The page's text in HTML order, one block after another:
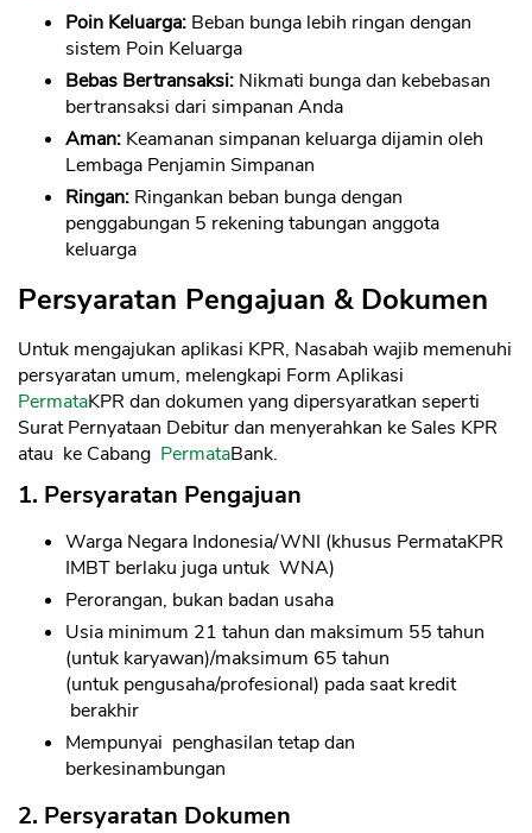
Asuransi Jiwa
Asuransi Kesehatan
Asuransi Syariah
Poin Keluarga: Beban bunga lebih ringan dengan
sistem Poin Keluarga
Bebas Bertransaksi: Nikmati bunga dan kebebasan
bertransaksi dari simpanan Anda
Aman: Keamanan simpanan keluarga dijamin oleh
Lembaga Penjamin Simpanan
Ringan: Ringankan beban bunga dengan
penggabungan 5 rekening tabungan anggota
keluarga
Persyaratan Pengajuan & Dokumen
Untuk mengajukan aplikasi KPR, Nasabah wajib memenuhi
persyaratan umum, melengkapi Form Aplikasi
PermataKPR dan dokumen yang dipersyaratkan seperti
Surat Pernyataan Debitur dan menyerahkan ke Sales KPR
atau ke Cabang PermataBank.
1. Persyaratan Pengajuan
Warga Negara Indonesia/WNI (khusus PermataKPR
IMBT berlaku juga untuk WNA)
Perorangan, bukan badan usaha
Usia minimum 21 tahun dan maksimum 55 tahun
(untuk karyawan)/maksimum 65 tahun
(untuk pengusaha/profesional) pada saat kredit
berakhir
Mempunyai penghasilan tetap dan
berkesinambungan
2. Persyaratan Dokumen